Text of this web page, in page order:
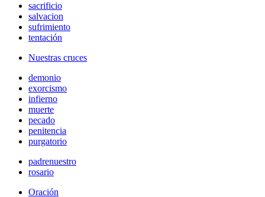
sacrificio
salvacion
sufrimiento
tentación
Nuestras cruces
demonio
exorcismo
infierno
muerte
pecado
penitencia
purgatorio
padrenuestro
rosario
Oración